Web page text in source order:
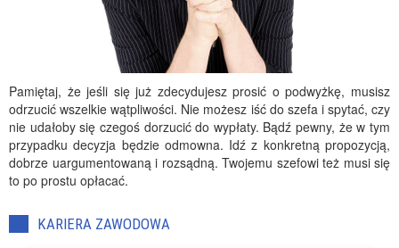
Pamiętaj, że jeśli się już zdecydujesz prosić o podwyżkę, musisz
odrzucić wszelkie wątpliwości. Nie możesz iść do szefa i spytać, czy
nie udałoby się czegoś dorzucić do wypłaty. Bądź pewny, że w tym
przypadku decyzja będzie odmowna. Idź z konkretną propozycją,
dobrze uargumentowaną i rozsądną. Twojemu szefowi też musi się
to po prostu opłacać.
KARIERA ZAWODOWA